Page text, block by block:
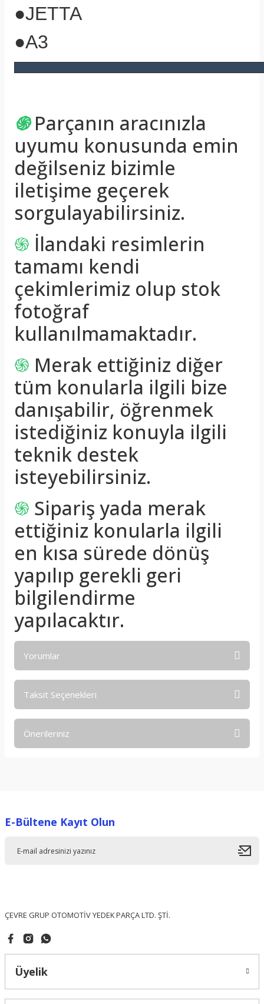
●JETTA
●A3
֍ Parçanın aracınızla
uyumu konusunda emin
değilseniz bizimle
iletişime geçerek
sorgulayabilirsiniz.
֍ İlandaki resimlerin
tamamı kendi
çekimlerimiz olup stok
fotoğraf
kullanılmamaktadır.
֍ Merak ettiğiniz diğer
tüm konularla ilgili bize
danışabilir, öğrenmek
istediğiniz konuyla ilgili
teknik destek
isteyebilirsiniz.
֍ Sipariş yada merak
ettiğiniz konularla ilgili
en kısa sürede dönüş
yapılıp gerekli geri
bilgilendirme
yapılacaktır.
Yorumlar
Taksit Seçenekleri
Önerileriniz
Ürün resmi kalitesiz, bozuk veya görüntülenemiyor.
E-Bültene Kayıt Olun
ÇEVRE GRUP OTOMOTİV YEDEK PARÇA LTD. ŞTİ.
Üyelik